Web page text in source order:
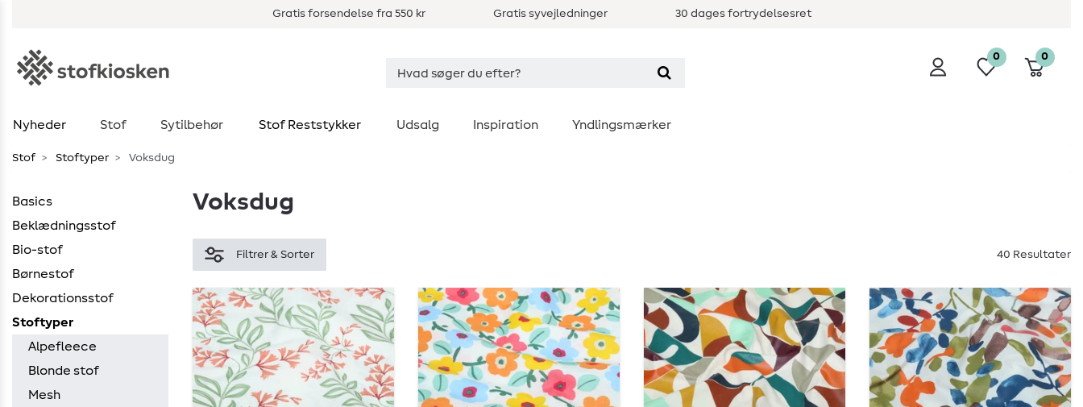
Gratis forsendelse fra 550 kr Gratis syvejledninger 30 dages fortrydelsesret
0 0
Nyheder Stof Sytilbehør Stof Reststykker Udsalg Inspiration Yndlingsmærker
Stof Stoftyper Voksdug
Basics
Beklædningsstof
Bio-stof
Børnestof
Dekorationsstof
Stoftyper
Alpefleece
Blonde stof
Mesh
Voksdug
Filtrer & Sorter 40 Resultater